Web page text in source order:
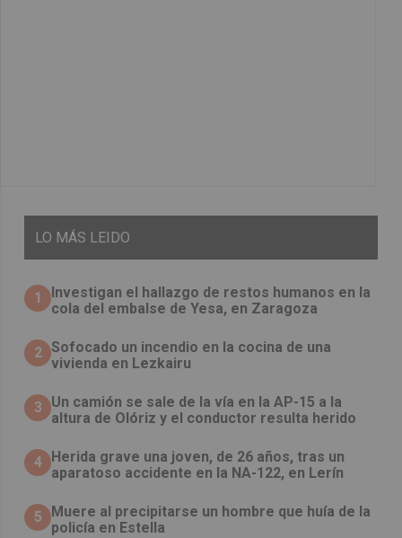
LO MÁS LEIDO
1
Investigan el hallazgo de restos humanos en la
cola del embalse de Yesa, en Zaragoza
2 Sofocado un incendio en la cocina de una
vivienda en Lezkairu
3
Un camión se sale de la vía en la AP-15 a la
altura de Olóriz y el conductor resulta herido
4
Herida grave una joven, de 26 años, tras un
aparatoso accidente en la NA-122, en Lerín
5
Muere al precipitarse un hombre que huía de la
policía en Estella